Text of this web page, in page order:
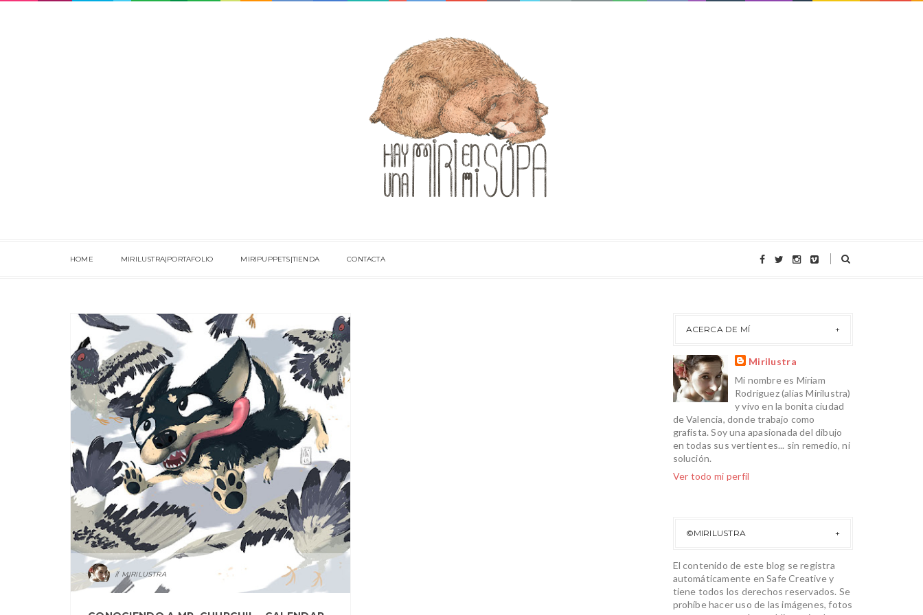
HOME MIRILUSTRA|PORTAFOLIO MIRIPUPPETS|TIENDA CONTACTA
MIRILUSTRA
ACERCA DE MÍ
Mirilustra
Mi nombre es Miriam
Rodríguez (alias Mirilustra)
y vivo en la bonita ciudad
de Valencia, donde trabajo como
grafista. Soy una apasionada del dibujo
en todas sus vertientes... sin remedio, ni
solución.
Ver todo mi perfil
©MIRILUSTRA
El contenido de este blog se registra
automáticamente en Safe Creative y
tiene todos los derechos reservados. Se
prohíbe hacer uso de las imágenes, fotos